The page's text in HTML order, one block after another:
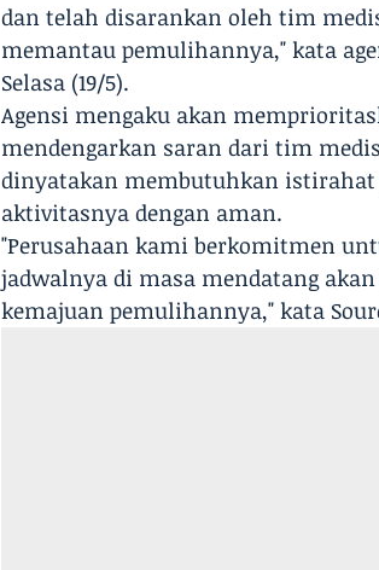
dan telah disarankan oleh tim
memantau pemulihannya," kata
Selasa (19/5).
Agensi mengaku akan
mendengarkan saran dari tim
dinyatakan membutuhkan
aktivitasnya dengan aman.
"Perusahaan kami berkomitmen
jadwalnya di masa mendatang
kemajuan pemulihannya," kata